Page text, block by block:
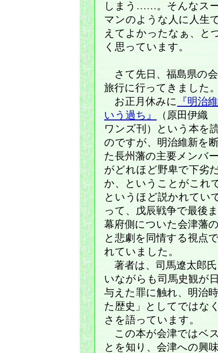
しまう……。そんなス
マンのような人に人生
えてよかったなぁ、と
く思っています。
さて先日、福島県の
旅行に行ってきました
お正月休みに
『明治
いう過ち』
（原田伊織
ワンズ刊）という本を
のですが、明治維新を
た長州藩の主要メンバ
がどれほど野卑で下劣
か、ということがこれ
というほど説かれてい
って、戊辰戦争で最後
幕府側についた会津藩
と悲劇を同情する視点
れていました。
著者は、司馬遼太郎
いながらも司馬史観が
与えた罪に触れ、明治
た歴史」としてではな
さを語っています。
この本が会津ではベ
とを知り、会津への興